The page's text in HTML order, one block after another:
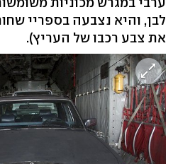
לבן, והיא נצבעה בספריי
את צבע רכבו של העריץ).